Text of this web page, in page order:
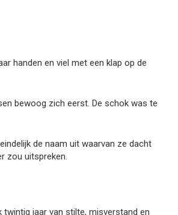
handen en viel met een klap op de
bewoog zich eerst. De schok was te
de naam uit waarvan ze dacht
zou uitspreken.
twintig jaar van stilte, misverstand en